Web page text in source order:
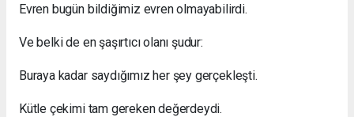
Evren bugün bildiğimiz evren olmayabilirdi.
Ve belki de en şaşırtıcı olanı şudur:
Buraya kadar saydığımız her şey gerçekleşti.
Kütle çekimi tam gereken değerdeydi.